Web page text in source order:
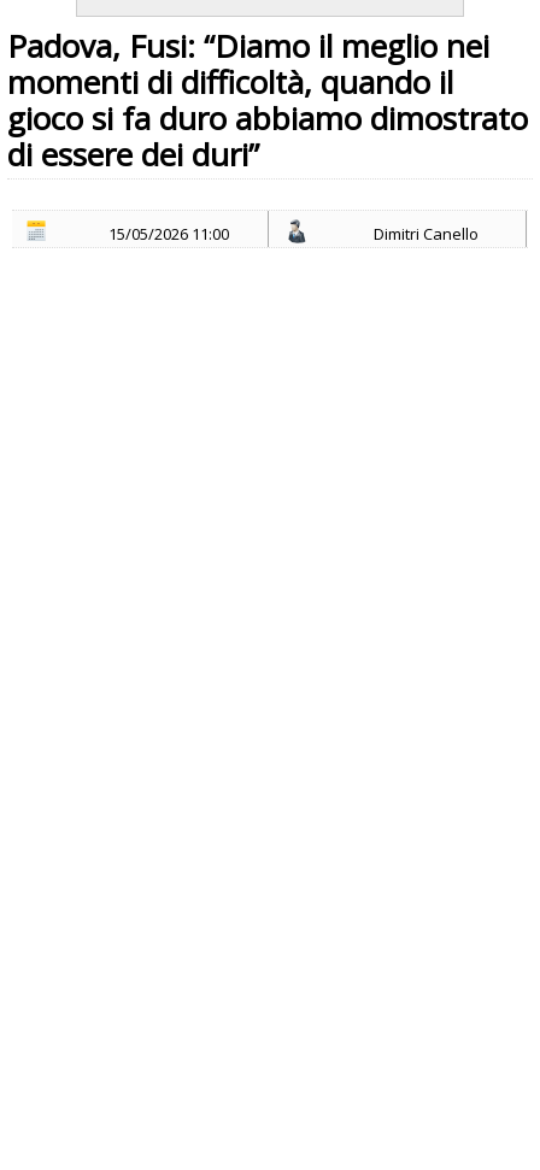
Padova, Fusi: “Diamo il meglio nei
momenti di difficoltà, quando il
gioco si fa duro abbiamo dimostrato
di essere dei duri”
15/05/2026 11:00 Dimitri Canello